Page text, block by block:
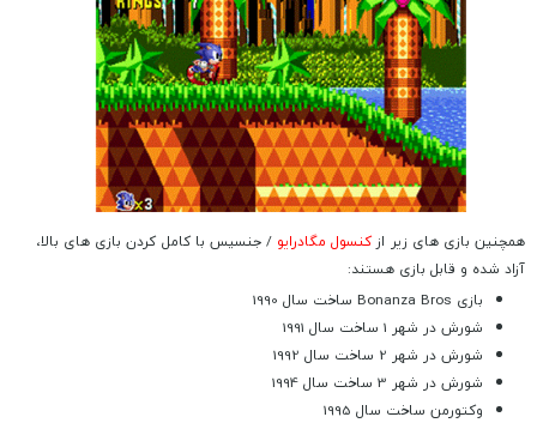
همچنین بازی های زیر ازکنسول مگادرایو / جنسیس با کامل کردن بازی های بالا،
آزاد شده و قابل بازی هستند:
بازی Bonanza Bros ساخت سال 1990
شورش در شهر 1 ساخت سال 1991
شورش در شهر 2 ساخت سال 1992
شورش در شهر 3 ساخت سال 1994
وکتورمن ساخت سال 1995